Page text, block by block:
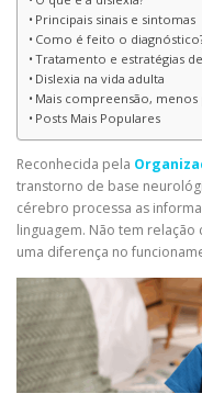
Principais sinais e sintomas
Como é feito o
Tratamento e estratégias
Dislexia na vida adulta
Mais compreensão,
Posts Mais Populares
Reconhecida pela
transtorno de base
cérebro processa as
linguagem. Não tem
uma diferença no